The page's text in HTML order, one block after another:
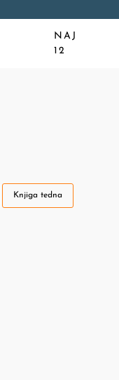
NAJ
12
Knjiga tedna